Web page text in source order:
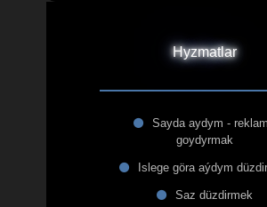
Hyzmatlar
Sayda aydym -
goydyrmak
Islege göra aýdym
Saz düzdirmek